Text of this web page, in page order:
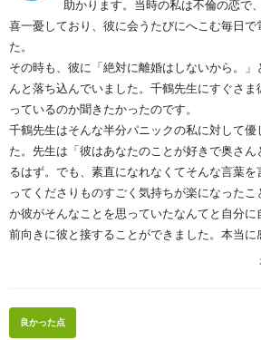
助かります。当時の私は不倫の恋で
喜一憂しており、彼に会うたびにへこむ毎日で
た。
その時も、彼に「絶対に離婚はしないから。
んと落ち込んでいました。千鶴先生にすぐさ
っているのか聞きたかったのです。
千鶴先生はそんな半分パニックの私に対して優
た。先生は「彼はあなたのことが好きで奥さ
るはず。でも、素直になれなくてそんな言葉
ってくださりものすごく気持ちが楽になったこ
か彼がそんなことを思っていたなんてと自分に
前向きに彼と接することができました。本当に
良かった点